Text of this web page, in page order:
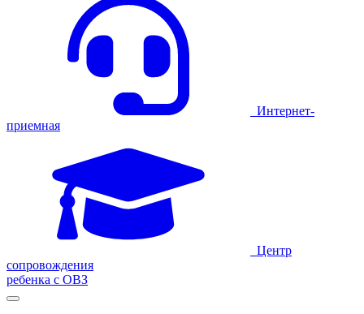
Интернет-
приемная
Центр
сопровождения
ребенка с ОВЗ